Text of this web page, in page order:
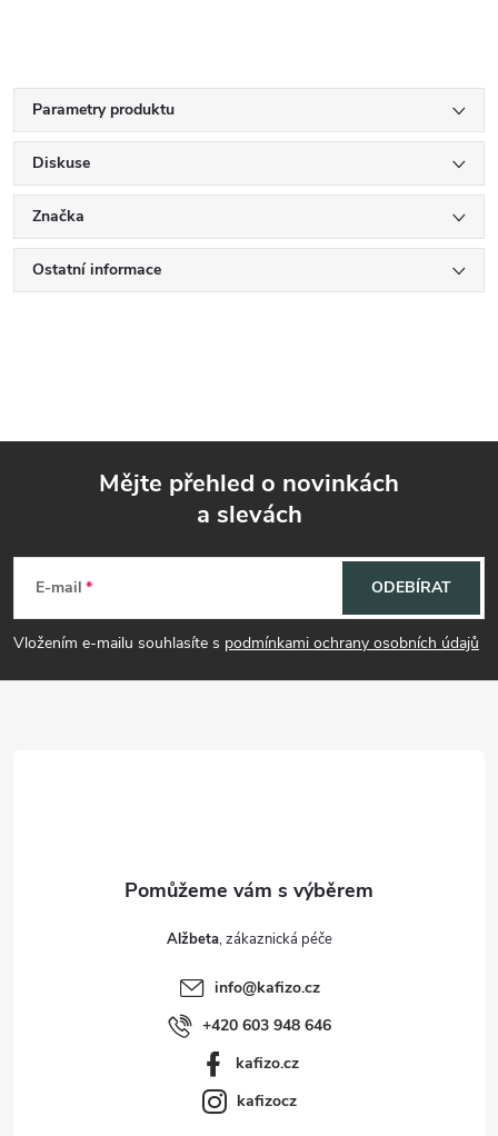
Parametry produktu
Diskuse
Značka
Ostatní informace
p
a
Mějte přehled o novinkách
a slevách
E-mail
Vložením e-mailu souhlasíte s podmínkami ochrany osobních údajů
ODEBÍRAT
Alžbeta
info@kafizo.cz
+420 603 948 646
kafizo.cz
kafizocz